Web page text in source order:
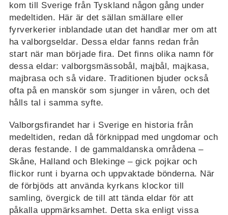
kom till Sverige från Tyskland någon gång under
medeltiden. Här är det sällan smällare eller
fyrverkerier inblandade utan det handlar mer om att
ha valborgseldar. Dessa eldar fanns redan från
start när man började fira. Det finns olika namn för
dessa eldar: valborgsmässobål, majbål, majkasa,
majbrasa och så vidare. Traditionen bjuder också
ofta på en manskör som sjunger in våren, och det
hålls tal i samma syfte.
Valborgsfirandet har i Sverige en historia från
medeltiden, redan då förknippad med ungdomar och
deras festande. I de gammaldanska områdena –
Skåne, Halland och Blekinge – gick pojkar och
flickor runt i byarna och uppvaktade bönderna. När
de förbjöds att använda kyrkans klockor till
samling, övergick de till att tända eldar för att
påkalla uppmärksamhet. Detta ska enligt vissa